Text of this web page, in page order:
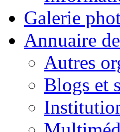
Galerie
Annuaire
Autres
Blogs et